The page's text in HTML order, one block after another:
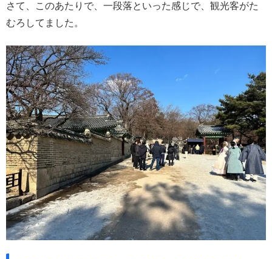
さて、このあたりで、一段落といった感じで、観光客がた
むろしてました。